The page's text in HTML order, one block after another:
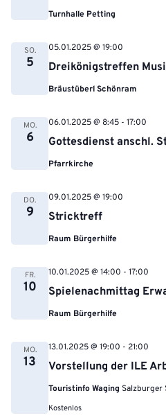
Turnhalle Petting
SO.
5 Dreikönigstreffen
05.01.2025 @ 19:00
Bräustüberl Schönram
MO.
6 Gottesdienst anschl.
06.01.2025 @ 8:45 - 17:00
Pfarrkirche
DO.
9 Stricktreff
09.01.2025 @ 19:00
Raum Bürgerhilfe
FR.
10 Spielenachmittag
10.01.2025 @ 14:00 - 17:00
Raum Bürgerhilfe
MO.
13 Vorstellung der ILE
13.01.2025 @ 19:00 - 21:00
Touristinfo Waging Salzburger
Kostenlos